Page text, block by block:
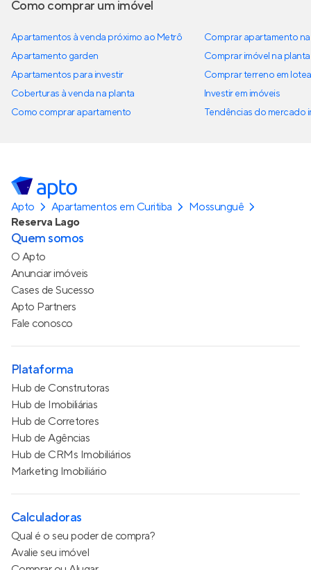
Como comprar um imóvel
Apartamentos à venda próximo ao Metrô
Apartamento garden
Apartamentos para investir
Coberturas à venda na planta
Como comprar apartamento
Comprar apartamento
Comprar imóvel na planta
Comprar terreno em
Investir em imóveis
Tendências do mercado
Apto Apartamentos em Curitiba
Mossunguê
Reserva Lago
Quem somos
O Apto
Anunciar imóveis
Cases de Sucesso
Apto Partners
Fale conosco
Plataforma
Hub de Construtoras
Hub de Imobiliárias
Hub de Corretores
Hub de Agências
Hub de CRMs Imobiliários
Marketing Imobiliário
Calculadoras
Qual é o seu poder de compra?
Avalie seu imóvel